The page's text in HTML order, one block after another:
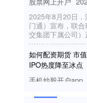
2025年8月20日，
门通）宣布，联
交集团下属公司）
如何配资期货 市
IPO热度降至冰点
手机炒股开户app
房地产市场深度调